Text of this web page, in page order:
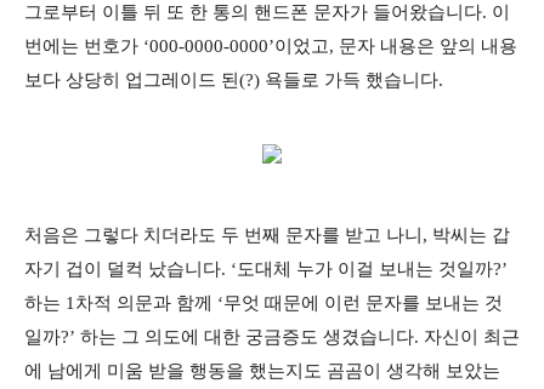
그로부터 이틀 뒤 또 한 통의 핸드폰 문자가 들어왔습니다. 이
번에는 번호가 ‘000-0000-0000’이었고, 문자 내용은 앞의 내용
보다 상당히 업그레이드 된(?) 욕들로 가득 했습니다.
처음은 그렇다 치더라도 두 번째 문자를 받고 나니, 박씨는 갑
자기 겁이 덜컥 났습니다. ‘도대체 누가 이걸 보내는 것일까?’
하는 1차적 의문과 함께 ‘무엇 때문에 이런 문자를 보내는 것
일까?’ 하는 그 의도에 대한 궁금증도 생겼습니다. 자신이 최근
에 남에게 미움 받을 행동을 했는지도 곰곰이 생각해 보았는